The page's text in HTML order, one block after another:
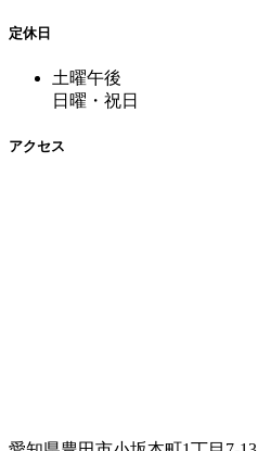
定休日
土曜午後
日曜・祝日
アクセス